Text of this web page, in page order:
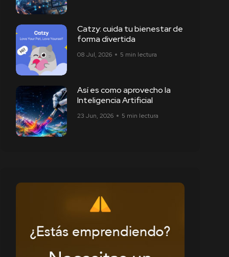
Catzy: cuida tu bienestar de
forma divertida
08 Jul, 2026 5 min lectura
Así es como aprovecho la
Inteligencia Artificial
23 Jun, 2026 5 min lectura